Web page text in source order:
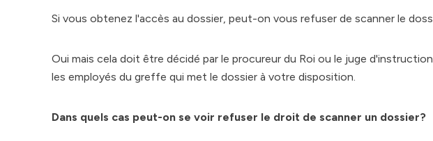
Si vous obtenez l'accès au dossier, peut-on vous refuser de scanner le
Oui mais cela doit être décidé par le procureur du Roi ou le juge
les employés du greffe qui met le dossier à votre disposition.
Dans quels cas peut-on se voir refuser le droit de scanner un dossier?